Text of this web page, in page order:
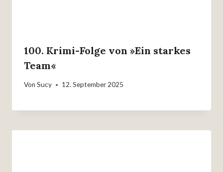
100. Krimi-Folge von »Ein starkes
Team«
Von Sucy 12. September 2025